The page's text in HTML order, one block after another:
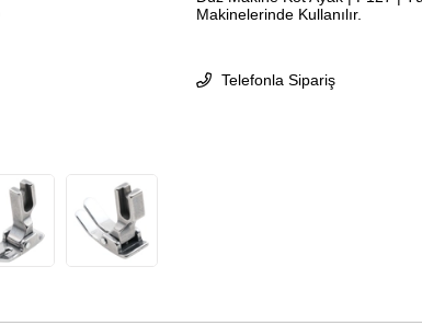
Makinelerinde Kullanılır.
Telefonla Sipariş